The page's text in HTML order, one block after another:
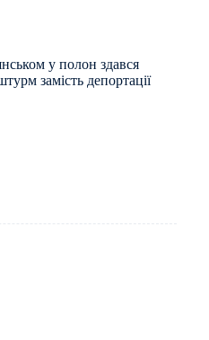
у полон здався
замість депортації